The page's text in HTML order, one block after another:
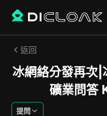
返回
冰網絡分發再次|
礦業問答
提問